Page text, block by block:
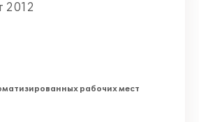
2012
рабочих мест